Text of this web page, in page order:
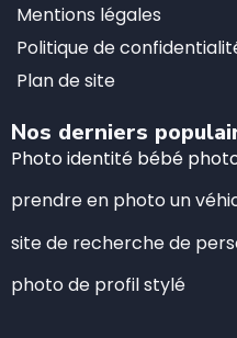
Mentions légales
Politique de
Plan de site
Nos derniers
Photo identité bébé
prendre en photo un
site de recherche de
photo de profil stylé